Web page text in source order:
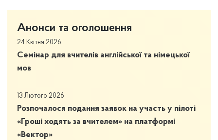
Анонси та оголошення
24 Квітня 2026
Семінар для вчителів англійської та німецької
мов
13 Лютого 2026
Розпочалося подання заявок на участь у пілоті
«Гроші ходять за вчителем» на платформі
«Вектор»